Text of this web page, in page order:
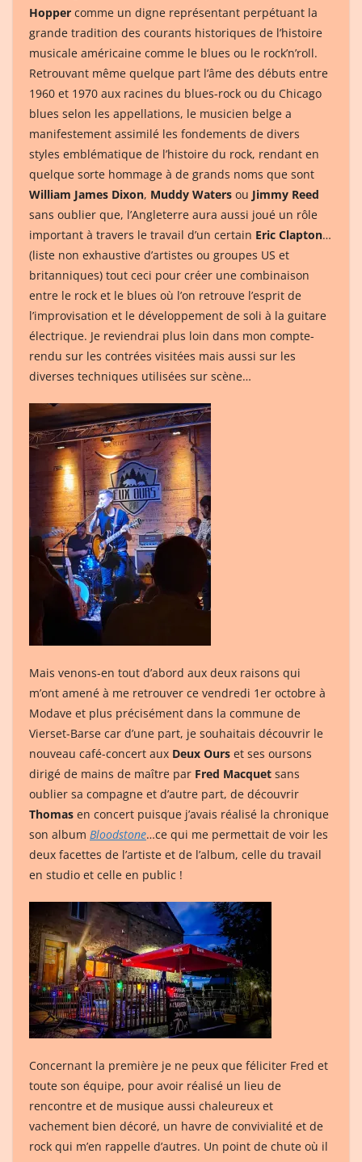
Hopper comme un digne représentant perpétuant la
grande tradition des courants historiques de l’histoire
musicale américaine comme le blues ou le rock’n’roll.
Retrouvant même quelque part l’âme des débuts entre
1960 et 1970 aux racines du blues-rock ou du Chicago
blues selon les appellations, le musicien belge a
manifestement assimilé les fondements de divers
styles emblématique de l’histoire du rock, rendant en
quelque sorte hommage à de grands noms que sont
William James Dixon, Muddy Waters ou Jimmy Reed
sans oublier que, l’Angleterre aura aussi joué un rôle
important à travers le travail d’un certain Eric Clapton…
(liste non exhaustive d’artistes ou groupes US et
britanniques) tout ceci pour créer une combinaison
entre le rock et le blues où l’on retrouve l’esprit de
l’improvisation et le développement de soli à la guitare
électrique. Je reviendrai plus loin dans mon compte-
rendu sur les contrées visitées mais aussi sur les
diverses techniques utilisées sur scène…
Mais venons-en tout d’abord aux deux raisons qui
m’ont amené à me retrouver ce vendredi 1er octobre à
Modave et plus précisément dans la commune de
Vierset-Barse car d’une part, je souhaitais découvrir le
nouveau café-concert aux Deux Ours et ses oursons
dirigé de mains de maître par Fred Macquet sans
oublier sa compagne et d’autre part, de découvrir
Thomas en concert puisque j’avais réalisé la chronique
son album Bloodstone…ce qui me permettait de voir les
deux facettes de l’artiste et de l’album, celle du travail
en studio et celle en public !
Concernant la première je ne peux que féliciter Fred et
toute son équipe, pour avoir réalisé un lieu de
rencontre et de musique aussi chaleureux et
vachement bien décoré, un havre de convivialité et de
rock qui m’en rappelle d’autres. Un point de chute où il